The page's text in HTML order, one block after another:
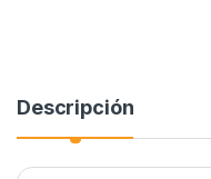
Descripción